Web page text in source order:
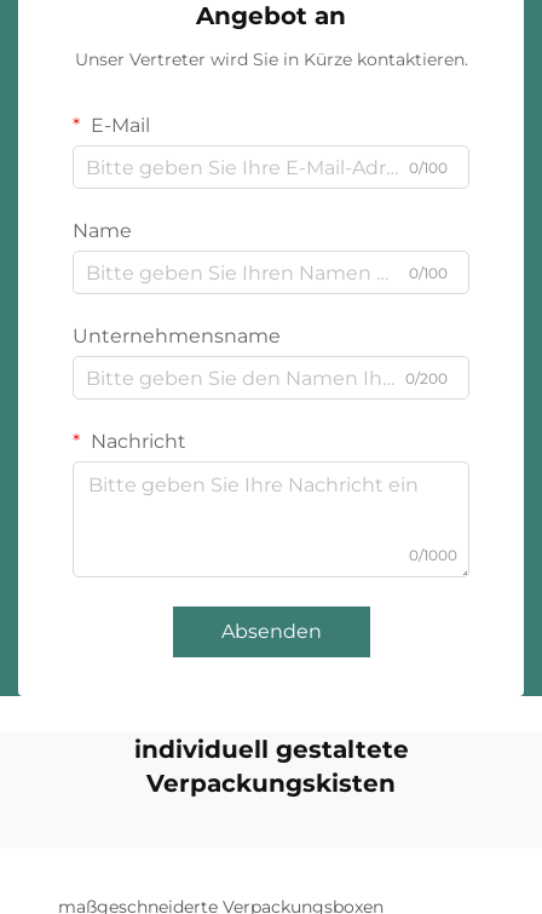
Angebot an
Unser Vertreter wird Sie in Kürze kontaktieren.
E-Mail
0/100
Name
0/100
Unternehmensname
0/200
Nachricht
0/1000
Absenden
individuell gestaltete
Verpackungskisten
maßgeschneiderte Verpackungsboxen